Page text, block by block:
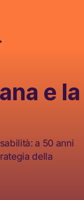
e la
a 50 anni
della